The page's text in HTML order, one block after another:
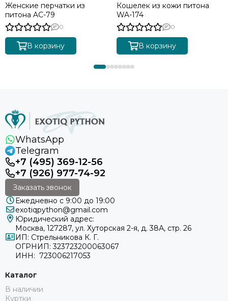
Женские перчатки из
питона AC-79
0
В корзину
Кошелек из кожи питона
WA-174
0
В корзину
WhatsApp
Telegram
+7 (495) 369-12-56
+7 (926) 977-74-92
Заказать звонок
Ежедневно с 9:00 до 19:00
exotiqpython@gmail.com
Юридический адрес:
Москва, 127287, ул. Хуторская 2-я, д. 38А, стр. 26
ИП: Стрельникова К. Г.
ОГРНИП: 323723200063067
ИНН: 723006217053
Каталог
В наличии
Куртки